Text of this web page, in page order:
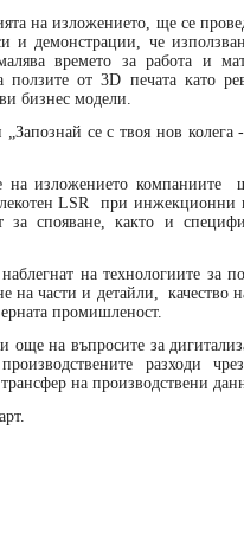
на изложението, ще се
и демонстрации, че
времето за работа и
ползите от 3D печата като
бизнес модели.
се с твоя нов
изложението компаниите
LSR при инжекционни
за спояване, както и
на технологиите за
на части и детайли, качество
промишленост.
на въпросите за
разходи
на производствени